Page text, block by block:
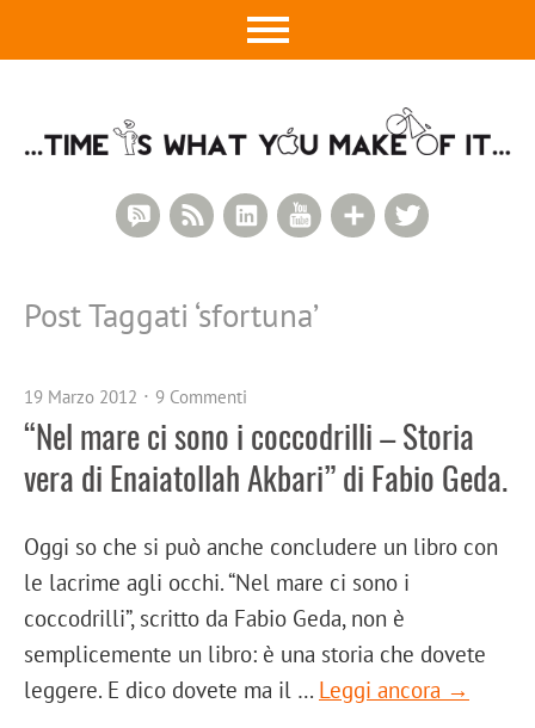
Google+
YouTube
LinkedIn
RSS Feed
RSS Comments
Post Taggati ‘sfortuna’
19 Marzo 2012 9 Commenti
“Nel mare ci sono i coccodrilli – Storia
vera di Enaiatollah Akbari” di Fabio Geda.
Oggi so che si può anche concludere un libro con
le lacrime agli occhi. “Nel mare ci sono i
coccodrilli”, scritto da Fabio Geda, non è
semplicemente un libro: è una storia che dovete
leggere. E dico dovete ma il … Leggi ancora →